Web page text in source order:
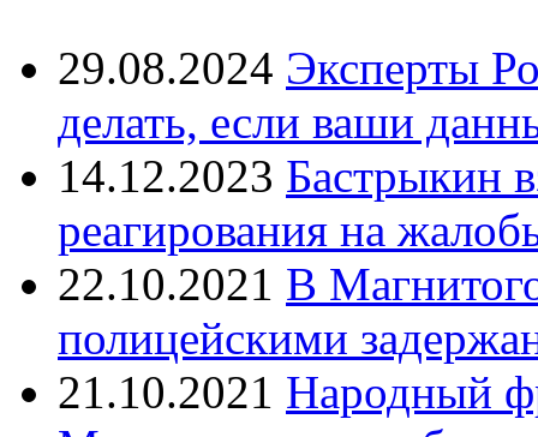
29.08.2024 Эксперты
делать, если ваши
14.12.2023 Бастрыкин
реагирования на
22.10.2021 В
полицейскими
21.10.2021 Народный